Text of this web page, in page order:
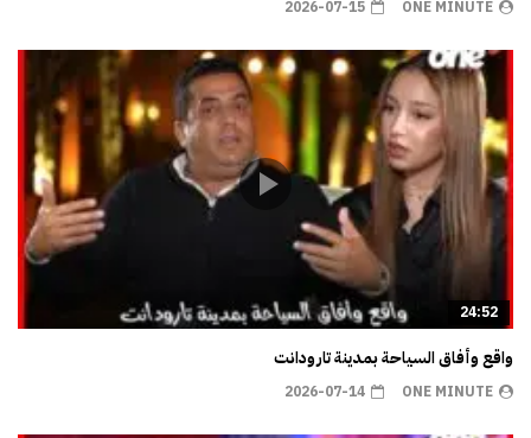
ONE MINUTE
2026-07-15
24:52
واقع وأفاق السياحة بمدينة تارودانت
ONE MINUTE
2026-07-14